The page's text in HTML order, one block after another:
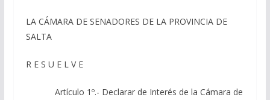
LA CÁMARA DE SENADORES DE LA PROVINCIA DE
SALTA
R E S U E L V E
Artículo 1º.- Declarar de Interés de la Cámara de